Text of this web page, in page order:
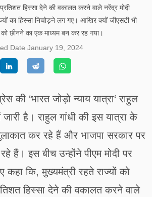
हिस्सा देने की वकालत करने वाले नरेंद्र मोदी
का हिस्सा निचोड़ने लग गए। आखिर क्यों जीएसटी भी
को छीनने का एक माध्यम बन कर रह गया।
Date January 19, 2024
की ‘भारत जोड़ो न्याय यात्रा‘ राहुल
है। राहुल गांधी की इस यात्रा के
कर रहे हैं और भाजपा सरकार पर
हैं। इस बीच उन्होंने पीएम मोदी पर
कहा कि, मुख्यमंत्री रहते राज्यों को
हिस्सा देने की वकालत करने वाले